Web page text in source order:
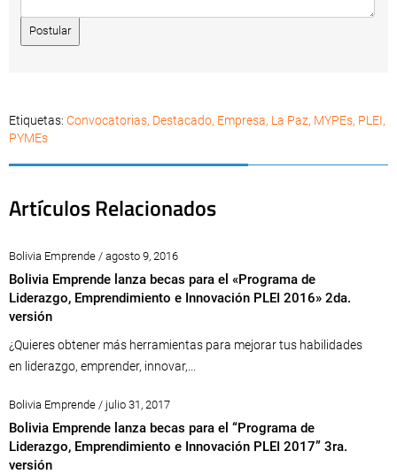
Etiquetas: Convocatorias, Destacado, Empresa, La Paz, MYPEs, PLEI,
PYMEs
Artículos Relacionados
Bolivia Emprende / agosto 9, 2016
Bolivia Emprende lanza becas para el «Programa de
Liderazgo, Emprendimiento e Innovación PLEI 2016» 2da.
versión
¿Quieres obtener más herramientas para mejorar tus habilidades
en liderazgo, emprender, innovar,...
Bolivia Emprende / julio 31, 2017
Bolivia Emprende lanza becas para el “Programa de
Liderazgo, Emprendimiento e Innovación PLEI 2017” 3ra.
versión